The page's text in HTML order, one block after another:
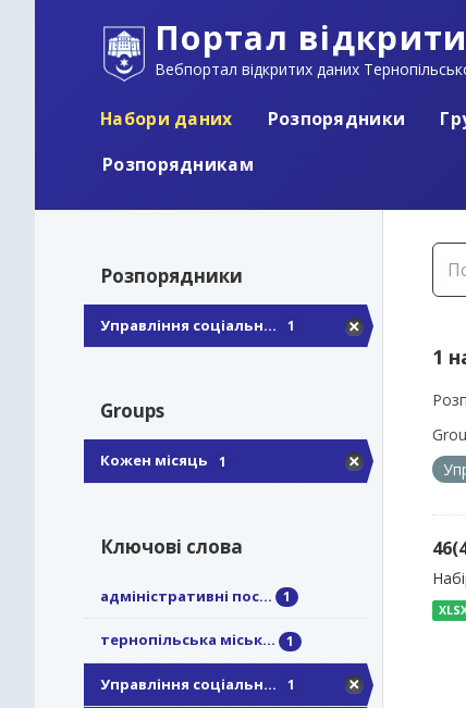
Портал
Вебпортал відкритих даних
Набори даних Розпорядники
Розпорядникам
Розпорядники
Управління соціальн... 1
Groups
Кожен місяць 1
Ключові слова
адміністративні пос... 1
тернопільська міськ... 1
Управління соціальн... 1
1